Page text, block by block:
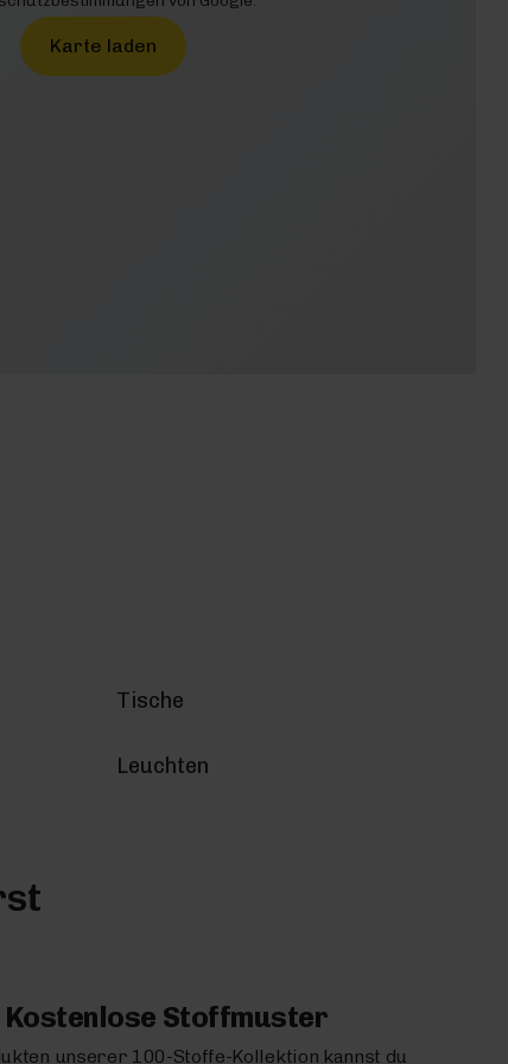
Karte laden
Tische
Leuchten
Kostenlose Stoffmuster
unserer 100-Stoffe-Kollektion kannst du